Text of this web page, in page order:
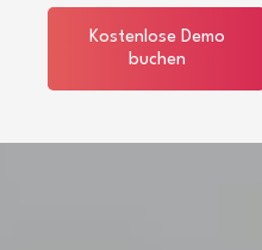
Kostenlose Demo
buchen